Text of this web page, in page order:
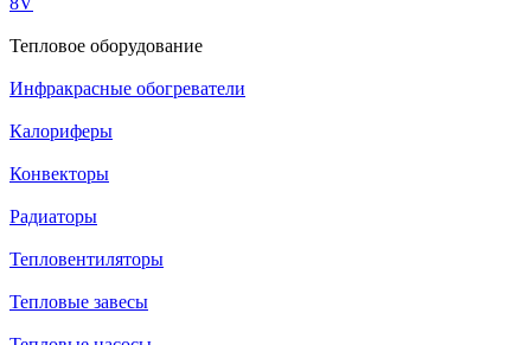
Тепловое оборудование
Инфракрасные обогреватели
Калориферы
Конвекторы
Радиаторы
Тепловентиляторы
Тепловые завесы